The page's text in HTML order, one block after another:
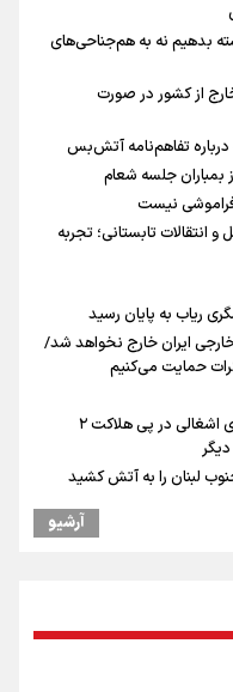
بدهیم نه به هم‌جناحی‌های
از کشور در صورت
درباره تفاهم‌نامه آتش‌بس
بمباران جلسه شعام
نیست
تابستانی؛ تجربه
ریاب به پایان رسید
ایران خارج نخواهد شد/
حمایت می‌کنیم
فرود یک بالگرد در بیمارستان رمبام در حیفای اشغالی در پی هلاکت ۲
لبنان را به آتش کشید
اربعین از مرزهای شش‌گانه
اربعین از قاب دوربین
آرشیو